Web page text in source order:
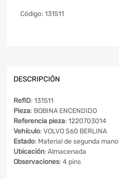
Código: 131511
DESCRIPCIÓN
RefID: 131511
Pieza: BOBINA ENCENDIDO
Referencia pieza: 1220703014
Vehículo: VOLVO S60 BERLINA
Estado: Material de segunda mano
Ubicación: Almacenada
Observaciones: 4 pins